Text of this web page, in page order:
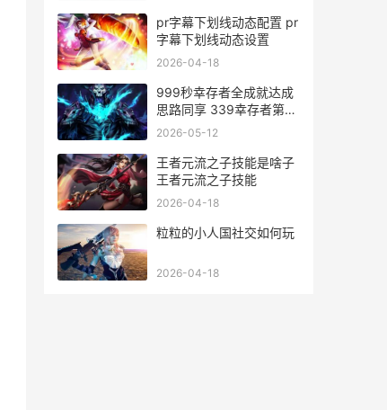
pr字幕下划线动态配置 pr
字幕下划线动态设置
2026-04-18
999秒幸存者全成就达成
思路同享 339幸存者第一
季
2026-05-12
王者元流之子技能是啥子
王者元流之子技能
2026-04-18
粒粒的小人国社交如何玩
2026-04-18